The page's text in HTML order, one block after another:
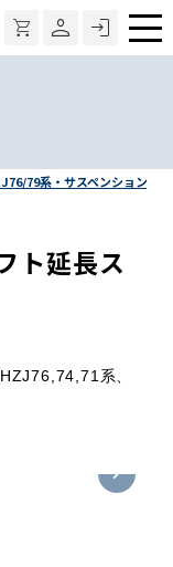
79系・サスペンション
ト延長ス
HZJ76,74,71系、
メ